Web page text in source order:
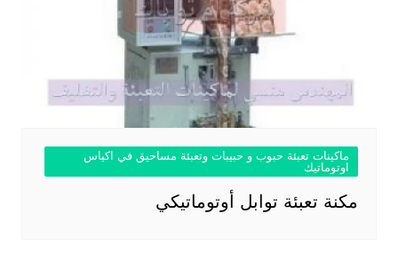
ماكينات تعبئة حبوب و حبيبات وتعبئة مساحيق في اكياس
اوتوماتيك
مكنة تعبئة توابل أوتوماتيكي